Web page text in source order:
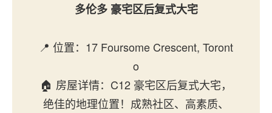
多伦多 豪宅区后复式大宅
📍 位置：17 Foursome Crescent, Toront
o
🏠 房屋详情：C12 豪宅区后复式大宅，
绝佳的地理位置！成熟社区、高素质、